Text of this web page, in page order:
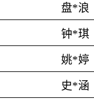
盘*浪
钟*琪
姚*婷
史*涵